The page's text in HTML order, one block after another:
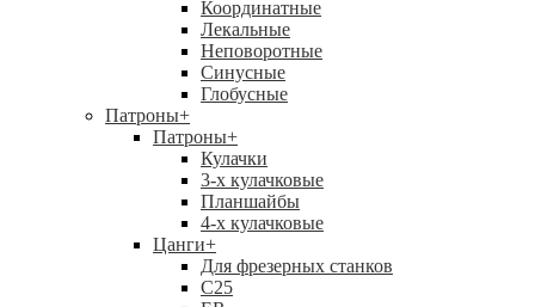
Координатные
Лекальные
Неповоротные
Синусные
Глобусные
Патроны+
Патроны+
Кулачки
3-х кулачковые
Планшайбы
4-х кулачковые
Цанги+
Для фрезерных станков
С25